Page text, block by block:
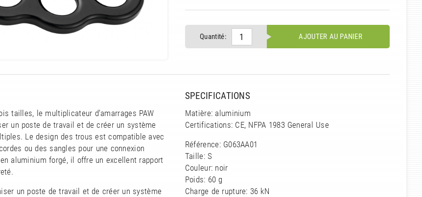
Quantité: AJOUTER AU PANIER
tailles, le multiplicateur d'amarrages PAW
un poste de travail et de créer un système
Le design des trous est compatible avec
ou des sangles pour une connexion
aluminium forgé, il offre un excellent rapport
un poste de travail et de créer un système
SPECIFICATIONS
Matière: aluminium
Certifications: CE, NFPA 1983 General Use
Référence: G063AA01
Taille: S
Couleur: noir
Poids: 60 g
Charge de rupture: 36 kN